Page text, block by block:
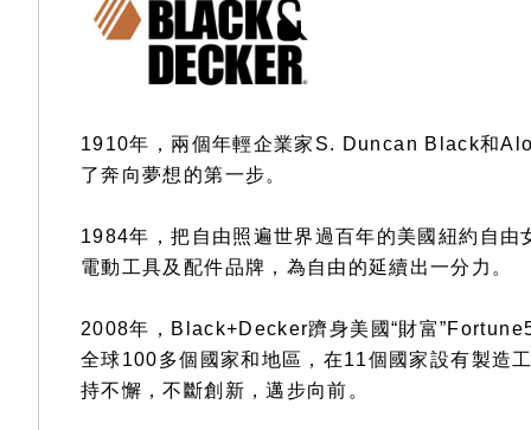
1910年，兩個年輕企業家S. Duncan Black和
了奔向夢想的第一步。
1984年，把自由照遍世界過百年的美國紐約自
電動工具及配件品牌，為自由的延續出一分力。
2008年，Black+Decker躋身美國“財富
全球100多個國家和地區，在11個國家設有製造
持不懈，不斷創新，邁步向前。